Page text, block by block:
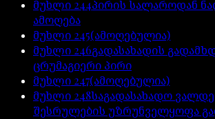
მუხლი 244პირის სალაროდან
ამოღება
მუხლი 245(ამოღებულია)
მუხლი 246გადასახადის
ცრუმაგიერი პირი
მუხლი 247(ამოღებულია)
მუხლი 248საგადასახადო
შესრულების უზრუნველყოფა